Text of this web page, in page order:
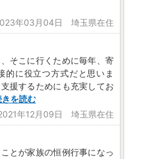
年03月04日 埼玉県在住
そこに行くために毎年、寄
的に役立つ方式だと思いま
援するためにも充実してお
きを読む
年12月09日 埼玉県在住
とが家族の恒例行事になっ